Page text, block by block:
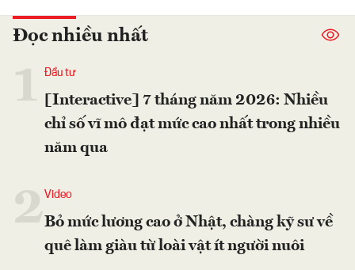
Đọc nhiều nhất
Đầu tư
[Interactive] 7 tháng năm 2026: Nhiều
chỉ số vĩ mô đạt mức cao nhất trong nhiều
năm qua
2Video
Bỏ mức lương cao ở Nhật, chàng kỹ sư về
quê làm giàu từ loài vật ít người nuôi